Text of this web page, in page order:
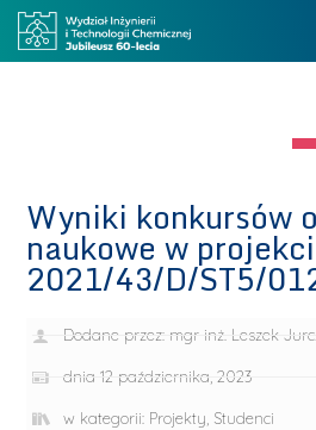
Wyniki konkursów
naukowe w
2021/43/D/ST5/
Dodane przez: mgr inż. Leszek
dnia 12 października, 2023
w kategorii: Projekty, Studenci